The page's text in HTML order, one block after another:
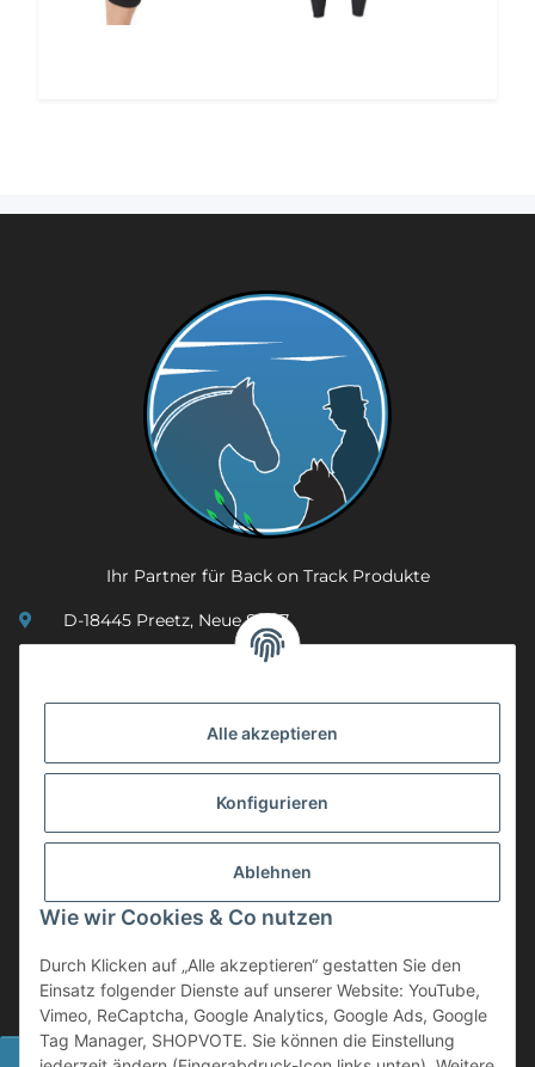
Alle akzeptieren
Konfigurieren
Ablehnen
Wie wir Cookies & Co nutzen
Durch Klicken auf „Alle akzeptieren“ gestatten Sie den
Einsatz folgender Dienste auf unserer Website: YouTube,
Vimeo, ReCaptcha, Google Analytics, Google Ads, Google
Tag Manager, SHOPVOTE. Sie können die Einstellung
Ihr Partner für Back on Track Produkte
D-18445 Preetz, Neue Str. 7
info@mobility-in-harmony.de
Informationen
Back on Track
ZAHLUNGSMETHODEN
Widerrufsbutton